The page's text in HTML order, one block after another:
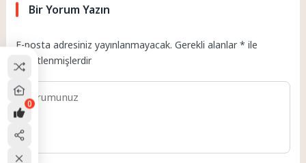
Bir Yorum Yazın
E-posta adresiniz yayınlanmayacak. Gerekli alanlar* ile
işaretlenmişlerdir
0